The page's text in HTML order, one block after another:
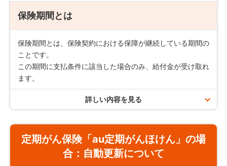
に被保険者が生存されていた場合にお支払いします。
被保険者が死亡した場合は、以後のがん収入サポート給
付金は、お支払いできません。
がん先進医療給付金とは？
支払条件
がん治療にかかる約款所定の先進医療による治療を受けたと
きにお支払いします。
注意事項／お支払いできない場合
保障の対象となるがんは約款所定の悪性新生物をいい、
上皮内新生物や異形成等は含まれません。
保険期間とは
保険期間とは、保険契約における保障が継続している期間の
ことです。
この期間に支払条件に該当した場合のみ、給付金が受け取れ
ます。
保険期間の種類
保険期間 契約可能年齢
詳しい内容を見る
定期がん保険「au定期がんほけん」の場
合： 自動更新について